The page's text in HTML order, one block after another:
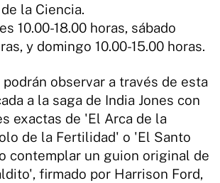
la Ciencia.
10.00-18.00 horas, sábado
y domingo 10.00-15.00 horas.
observar a través de esta
a la saga de India Jones con
exactas de 'El Arca de la
de la Fertilidad' o 'El Santo
contemplar un guion original de
firmado por Harrison Ford,